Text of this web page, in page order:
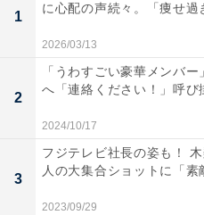
1
に心配の声続々。「痩せ
2026/03/13
2
「うわすごい豪華メンバ
へ「連絡ください！」呼び
2024/10/17
3
フジテレビ社長の姿も！
人の大集合ショットに「
2023/09/29